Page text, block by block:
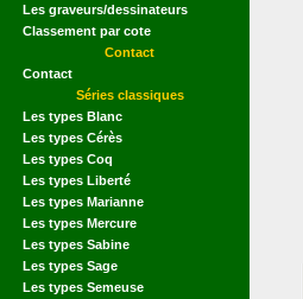
Les graveurs/dessinateurs
Classement par cote
Contact
Contact
Séries classiques
Les types Blanc
Les types Cérès
Les types Coq
Les types Liberté
Les types Marianne
Les types Mercure
Les types Sabine
Les types Sage
Les types Semeuse